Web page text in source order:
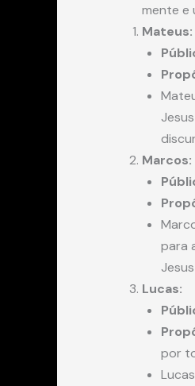
mente e
Mateus:
Marcos:
para
Lucas:
por